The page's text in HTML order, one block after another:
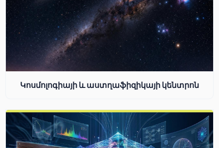
Կոսմոլոգիայի և աստղաֆիզիկայի կենտրոն